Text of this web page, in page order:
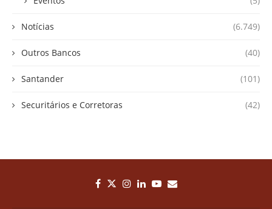
Notícias (6.749)
Outros Bancos (40)
Santander (101)
Securitários e Corretoras (42)